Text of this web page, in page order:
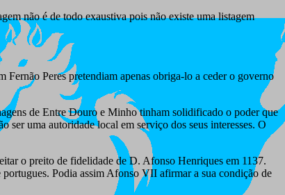
não é de todo exaustiva pois não existe uma listagem
Fernão Peres pretendiam apenas obriga-lo a ceder o governo
de Entre Douro e Minho tinham solidificado o poder que
ser uma autoridade local em serviço dos seus interesses. O
o preito de fidelidade de D. Afonso Henriques em 1137.
Podia assim Afonso VII afirmar a sua condição de